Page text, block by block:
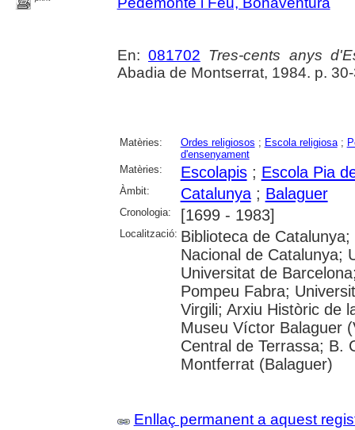
En: 081702 Tres-cents anys
Abadia de Montserrat, 1984. p.
Matèries: Ordes religiosos ; Escola religiosa;
d'ensenyament
Matèries:
Escolapis; Escola Pia
Àmbit: Catalunya; Balaguer
Cronologia: [1699 - 1983]
Localització: Biblioteca de
Nacional de Catalunya;
Universitat de
Pompeu Fabra;
Virgili; Arxiu Històric de
Museu Víctor Balaguer
Central de Terrassa; B.
Montferrat (Balaguer)
Enllaç permanent a aquest